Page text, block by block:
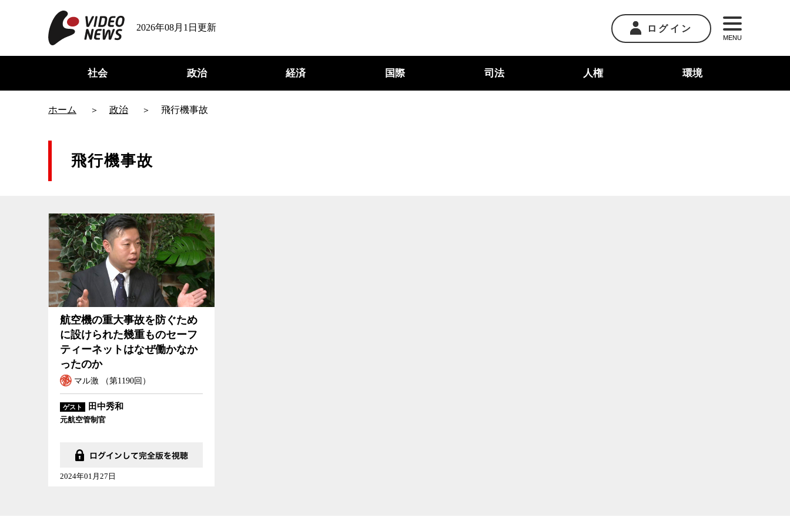
2026年08月1日更新 ログイン
MENU
社会 政治 経済 国際 司法 人権 環境
ホーム 政治 飛行機事故
飛行機事故
航空機の重大事故を防ぐため
に設けられた幾重ものセーフ
ティーネットはなぜ働かなか
ったのか
マル激 （第1190回）
ゲスト 田中秀和
元航空管制官
2024年01月27日